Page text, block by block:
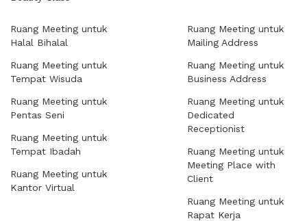
Ruang Meeting untuk
Halal Bihalal
Ruang Meeting untuk
Tempat Wisuda
Ruang Meeting untuk
Pentas Seni
Ruang Meeting untuk
Tempat Ibadah
Ruang Meeting untuk
Kantor Virtual
Ruang Meeting untuk
Mailing Address
Ruang Meeting untuk
Business Address
Ruang Meeting untuk
Dedicated
Receptionist
Ruang Meeting untuk
Meeting Place with
Client
Ruang Meeting untuk
Rapat Kerja